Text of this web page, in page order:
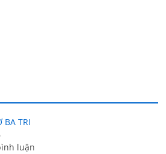
BA TRI
luận